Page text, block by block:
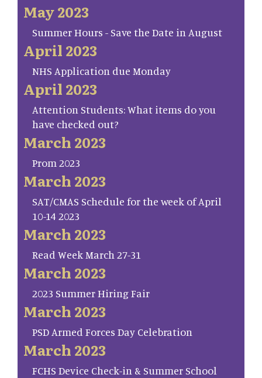
May 2023
Summer Hours - Save the Date in August
April 2023
NHS Application due Monday
April 2023
Attention Students: What items do you
have checked out?
March 2023
Prom 2023
March 2023
SAT/CMAS Schedule for the week of April
10-14 2023
March 2023
Read Week March 27-31
March 2023
2023 Summer Hiring Fair
March 2023
PSD Armed Forces Day Celebration
March 2023
FCHS Device Check-in & Summer School